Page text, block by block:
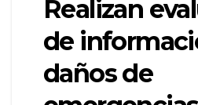
Realizan
de
daños de